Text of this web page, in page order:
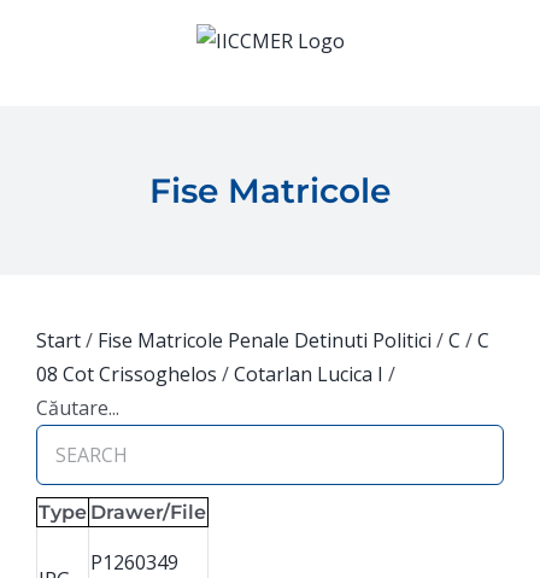
Fise Matricole
Start/ Fise Matricole Penale Detinuti Politici /C /C
08 Cot Crissoghelos /Cotarlan Lucica I /
Căutare...
Type Drawer/File
P1260349